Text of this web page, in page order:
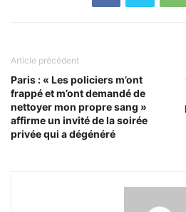
Article précédent
Paris : « Les policiers m’ont
frappé et m’ont demandé de
nettoyer mon propre sang »
affirme un invité de la soirée
privée qui a dégénéré